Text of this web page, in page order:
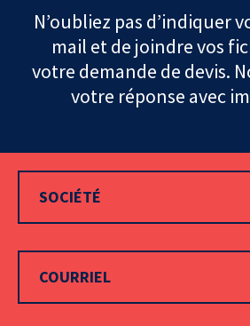
N’oubliez pas d’indiquer
mail et de joindre vos
votre demande de devis.
votre réponse avec